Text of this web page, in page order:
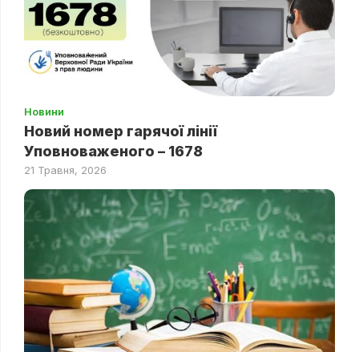
Новини
Новий номер гарячої лінії
Уповноваженого – 1678
21 Травня, 2026